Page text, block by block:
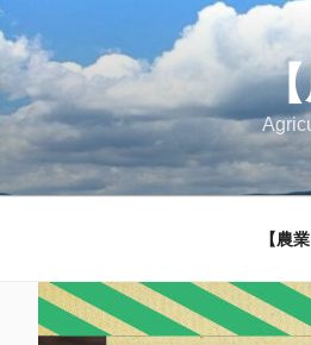
コ
ン
ン
へ
【農